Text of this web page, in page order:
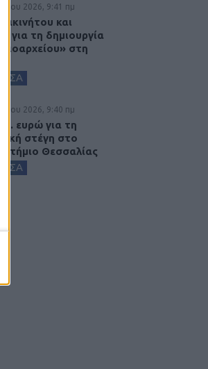
2026, 9:41 πμ
ακινήτου και
για τη δημιουργία
στη
2026, 9:40 πμ
ευρώ για τη
στέγη στο
Θεσσαλίας